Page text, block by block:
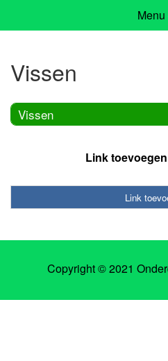
Menu
Vissen
Vissen
Link toevoegen
Link
Copyright © 2021